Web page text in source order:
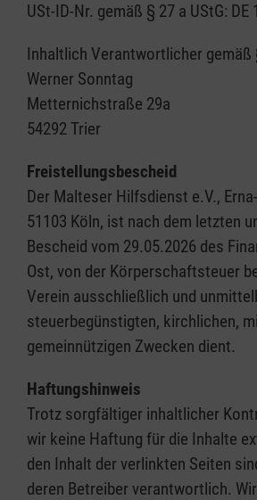
USt-ID-Nr. gemäß § 27 a UStG: DE
Inhaltlich Verantwortlicher gemäß
Werner Sonntag
Metternichstraße 29a
54292 Trier
Freistellungsbescheid
Der Malteser Hilfsdienst e.V.,
51103 Köln, ist nach dem letzten
Bescheid vom 29.05.2026 des
Ost, von der Körperschaftsteuer
Verein ausschließlich und
steuerbegünstigten, kirchlichen,
gemeinnützigen Zwecken dient.
Haftungshinweis
Trotz sorgfältiger inhaltlicher
wir keine Haftung für die Inhalte
den Inhalt der verlinkten Seiten
deren Betreiber verantwortlich.